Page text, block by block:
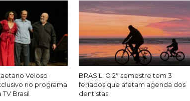
Veloso
no programa
Brasil
BRASIL: O 2° semestre tem 3
feriados que afetam agenda dos
dentistas